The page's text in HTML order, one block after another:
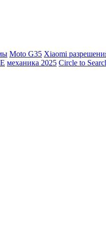
Moto G35 Xiaomi
механика 2025 Circle to